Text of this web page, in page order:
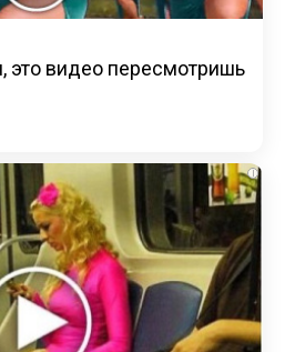
это видео пересмотришь
i